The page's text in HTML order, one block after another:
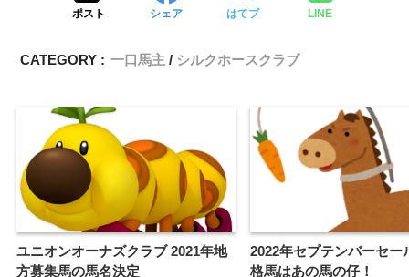
ポスト シェア はてブ LINE
CATEGORY : 一口馬主 シルクホースクラブ
ユニオンオーナズクラブ 2021年地
方募集馬の馬名決定
2022年セプテンバーセー
格馬はあの馬の仔！